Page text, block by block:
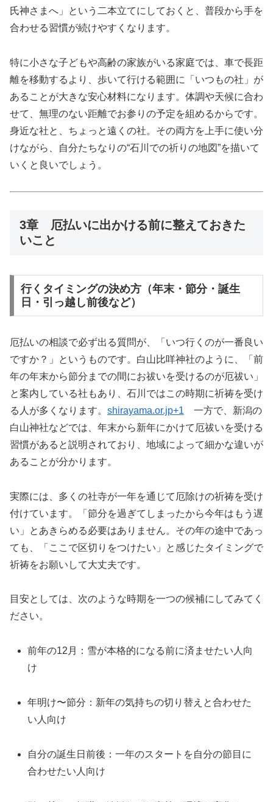
氏神さまへ」という二本立てにしておくと、普段から手を
合わせる習慣が続けやすくなります。
特に小さな子どもや高齢の家族がいる家庭では、車で長距
離を移動するより、歩いて行ける範囲に「いつもの社」が
あることが大きな安心材料になります。体調や天候に合わ
せて、無理のない距離でお参りの予定を組めるからです。
身近な社と、ちょっと遠くの社。その両方を上手に使い分
けながら、自分たちなりの“石川での祈りの地図”を描いて
いくと良いでしょう。
3章 厄払いに出かける前に整えておきた
いこと
行くタイミングの決め方（年末・節分・誕生
日・引っ越し前後など）
厄払いの相談で必ず出る質問が、「いつ行くのが一番良い
ですか？」というものです。白山比咩神社のように、「前
年の年末から節分までの間にお祓いを受けるのが厄祓い」
と案内している社もあり、石川ではこの時期に祈祷を受け
る人が多くなります。 shirayama.or.jp+1 一方で、新潟の
白山神社などでは、年末から新年にかけて厄祓いを受ける
習慣があると説明されており、地域によって細かな違いが
あることが分かります。
実際には、多くの社寺が一年を通じて厄除けの祈祷を受け
付けています。「節分を過ぎてしまったから今年はもう遅
い」とあきらめる必要はありません。その年の途中であっ
ても、「ここで区切りをつけたい」と感じたタイミングで
祈祷をお願いして大丈夫です。
目安としては、次のような時期を一つの候補にしてみてく
ださい。
前年の12月：雪が本格的になる前に済ませたい人向
け
年明け〜節分：新年の気持ちの切り替えと合わせた
い人向け
自分の誕生日前後：一年のスタートを自分の節目に
合わせたい人向け